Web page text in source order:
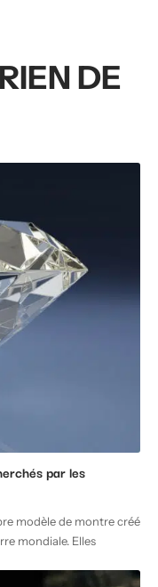
DE
par les
modèle de montre créé
mondiale. Elles